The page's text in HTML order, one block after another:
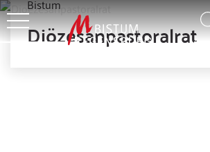
Bistum
Diözesanpastoralrat